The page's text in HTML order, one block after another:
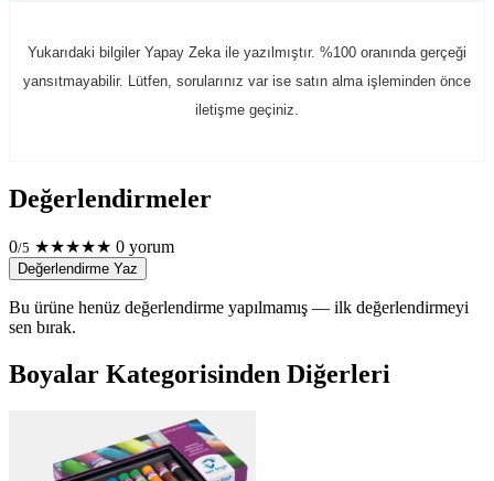
Yukarıdaki bilgiler Yapay Zeka ile yazılmıştır. %100 oranında gerçeği
yansıtmayabilir. Lütfen, sorularınız var ise satın alma işleminden önce
iletişme geçiniz.
Değerlendirmeler
0/5 ★★★★★ 0 yorum
Değerlendirme Yaz
Bu ürüne henüz değerlendirme yapılmamış — ilk değerlendirmeyi
sen bırak.
Boyalar Kategorisinden Diğerleri